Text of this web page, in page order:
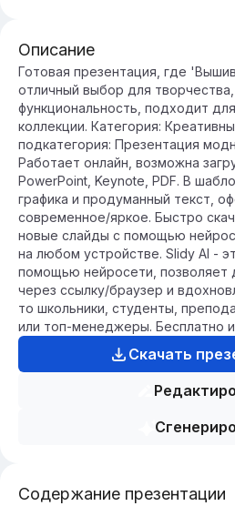
Описание
Готовая презентация, где
отличный выбор для
функциональность, подходит
коллекции. Категория:
подкатегория: Презентация
Работает онлайн, возможна
PowerPoint, Keynote, PDF. В
графика и продуманный текст,
современное/яркое. Быстро
новые слайды с помощью
на любом устройстве. Slidy AI -
помощью нейросети, позволяет
через ссылку/браузер и
то школьники, студенты,
или топ-менеджеры. Бесплатно
Скачать
Содержание презентации